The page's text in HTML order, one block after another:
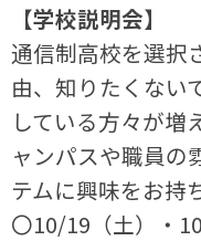
【学校説明会】
通信制高校を選択
由、知りたくない
している方々が増
ャンパスや職員の
テムに興味をお持
〇10/19（土）・